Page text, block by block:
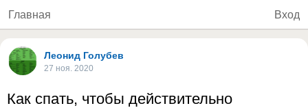
Главная Вход
Леонид Голубев
27 ноя. 2020
Как спать, чтобы действительно